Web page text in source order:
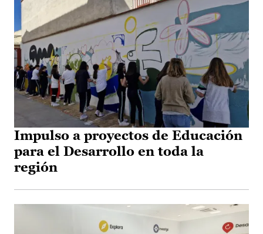
Impulso a proyectos de Educación
para el Desarrollo en toda la
región